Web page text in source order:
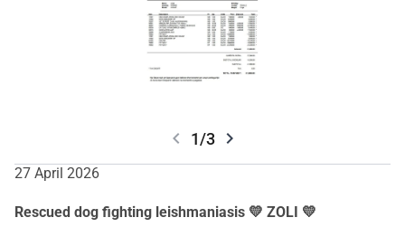
chevron_left 1/3 chevron_right
27 April 2026
Rescued dog fighting leishmaniasis 💛 ZOLI 💛